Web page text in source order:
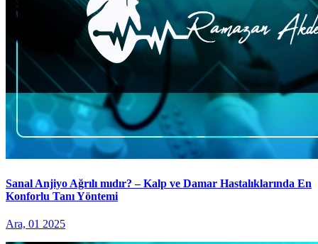
Sanal Anjiyo Ağrılı mıdır? – Kalp ve Damar Hastalıklarında En
Konforlu Tanı Yöntemi
Ara, 01 2025